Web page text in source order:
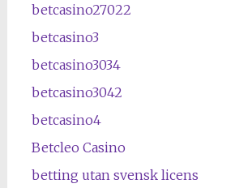
betcasino27022
betcasino3
betcasino3034
betcasino3042
betcasino4
Betcleo Casino
betting utan svensk licens